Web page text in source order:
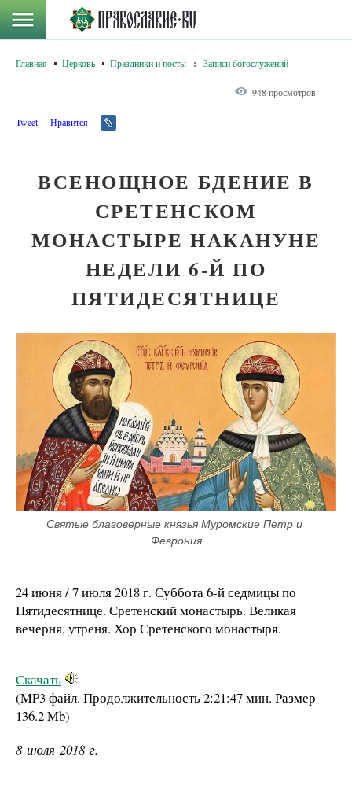
Главная Церковь Праздники и посты : Записи богослужений
948 просмотров
Tweet Нравится
ВСЕНОЩНОЕ БДЕНИЕ В
СРЕТЕНСКОМ
МОНАСТЫРЕ НАКАНУНЕ
НЕДЕЛИ 6-Й ПО
ПЯТИДЕСЯТНИЦЕ
Святые благоверные князья Муромские Петр и
Феврония
24 июня / 7 июля 2018 г. Суббота 6-й седмицы по
Пятидесятнице. Сретенский монастырь. Великая
вечерня, утреня. Хор Сретенского монастыря.
Скачать
(MP3 файл. Продолжительность2:21:47 мин. Размер
136.2 Mb)
8 июля 2018 г.